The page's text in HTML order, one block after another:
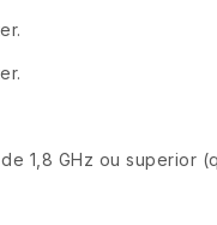
1,8 GHz ou superior